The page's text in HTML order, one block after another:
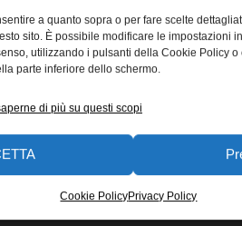
a quanto sopra o per fare scelte
sito. È possibile modificare le impostazioni
utilizzando i pulsanti della Cookie Policy
parte inferiore dello schermo.
di più su questi scopi
Cookie PolicyPrivacy Policy